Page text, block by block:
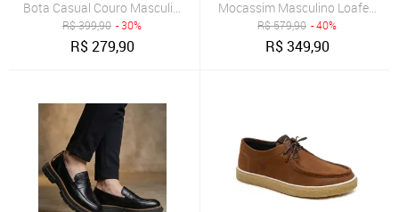
Bota Casual Couro Masculina Solado Natural Borracha
R$399,90 - 30%
R$279,90
Mocassim Masculino Loafer Alt
R$579,90 - 40%
R$349,90